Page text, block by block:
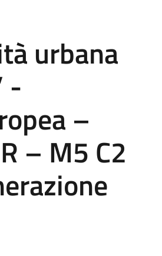
urbana
-
–
– M5 C2